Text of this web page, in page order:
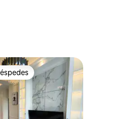
50 evaluaciones